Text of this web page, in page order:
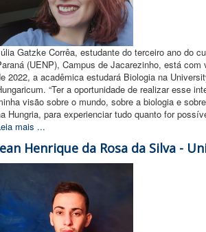
Gatzke Corrêa, estudante do terceiro ano do
(UENP), Campus de Jacarezinho, está
2022, a acadêmica estudará Biologia na
“Ter a oportunidade de realizar esse
visão sobre o mundo, sobre a biologia e
Hungria, para experienciar tudo quanto for
mais ...
Henrique da Rosa da Silva -